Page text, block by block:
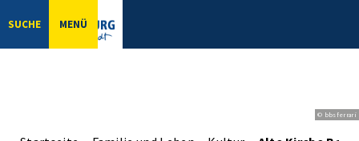
SUCHE MENÜ
© bbsferrari